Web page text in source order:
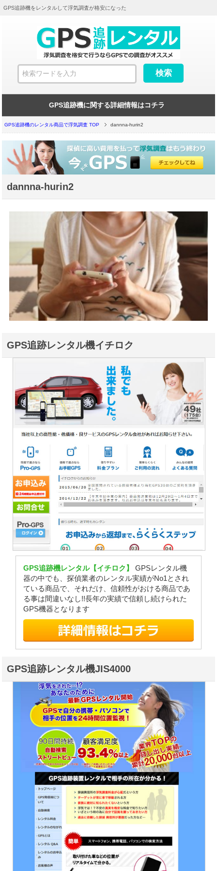
GPS追跡機をレンタルして浮気調査が格安になった
GPS追跡機に関する詳細情報はコチラ
GPS追跡機のレンタル商品で浮気調査 TOP dannna-hurin2
dannna-hurin2
GPS追跡レンタル機イチロク
GPS追跡機レンタル【イチロク】
GPSレンタル機
器の中でも、探偵業者のレンタル実績がNo1とされ
ている商品で、それだけ、信頼性がおける商品であ
る事は間違いなし!!長年の実績で信頼し続けられた
GPS機器となります
GPS追跡レンタル機JIS4000